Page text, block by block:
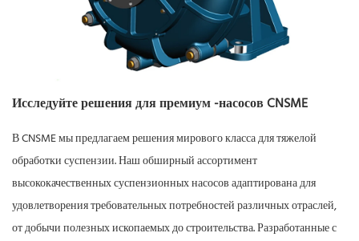
Исследуйте решения для премиум -насосов CNSME
В CNSME мы предлагаем решения мирового класса для тяжелой
обработки суспензии. Наш обширный ассортимент
высококачественных суспензионных насосов адаптирована для
удовлетворения требовательных потребностей различных отраслей,
от добычи полезных ископаемых до строительства. Разработанные с